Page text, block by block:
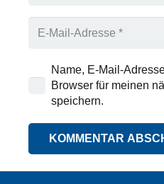
Name, E-Mail-
Browser für meinen
speichern.
KOMMENTAR